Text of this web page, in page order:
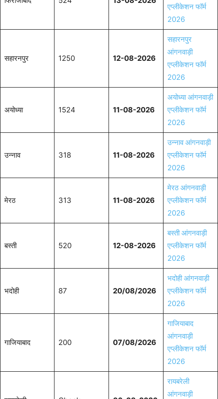
एप्लीकेशन फॉर्म
2026
सहारनपुर 1250 12-08-2026
सहारनपुर
आंगनवाड़ी
एप्लीकेशन फॉर्म
2026
अयोध्या 1524 11-08-2026
अयोध्या आंगनवाड़ी
एप्लीकेशन फॉर्म
2026
उन्नाव 318 11-08-2026
उन्नाव आंगनवाड़ी
एप्लीकेशन फॉर्म
2026
मेरठ 313 11-08-2026
मेरठ आंगनवाड़ी
एप्लीकेशन फॉर्म
2026
बस्ती 520 12-08-2026
बस्ती आंगनवाड़ी
एप्लीकेशन फॉर्म
2026
भदोही 87 20/08/2026
भदोही आंगनवाड़ी
एप्लीकेशन फॉर्म
2026
गाजियाबाद 200 07/08/2026
गाजियाबाद
आंगनवाड़ी
एप्लीकेशन फॉर्म
2026
रायबरेली
आंगनवाड़ी